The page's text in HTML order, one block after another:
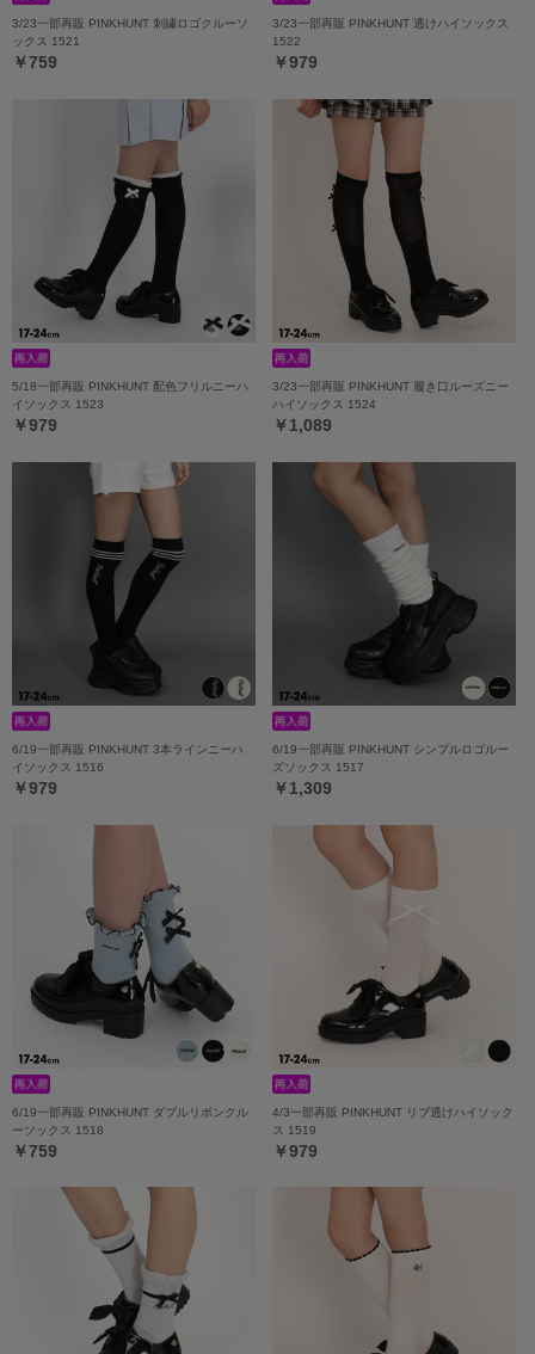
3/23一部再販 PINKHUNT 刺繍ロゴクルーソ
ックス 1521
￥759
3/23一部再販 PINKHUNT 透けハイソックス
1522
￥979
5/18一部再販 PINKHUNT 配色フリルニーハ
イソックス 1523
￥979
3/23一部再販 PINKHUNT 履き口ルーズニー
ハイソックス 1524
￥1,089
6/19一部再販 PINKHUNT 3本ラインニーハ
イソックス 1516
￥979
6/19一部再販 PINKHUNT シンプルロゴルー
ズソックス 1517
￥1,309
6/19一部再販 PINKHUNT ダブルリボンクル
ーソックス 1518
￥759
4/3一部再販 PINKHUNT リブ透けハイソック
ス 1519
￥979